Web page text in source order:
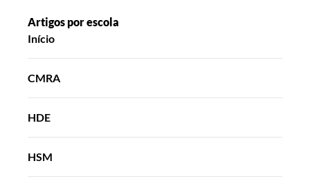
Artigos por escola
Início
CMRA
HDE
HSM